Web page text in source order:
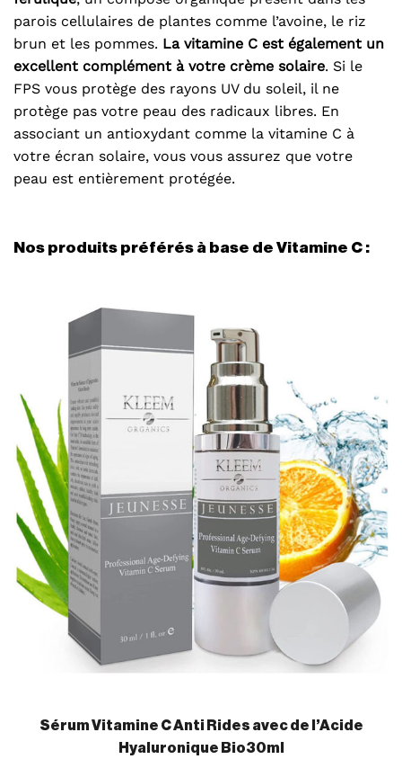
parois cellulaires de plantes comme l’avoine, le riz
brun et les pommes. La vitamine C est également un
excellent complément à votre crème solaire. Si le
FPS vous protège des rayons UV du soleil, il ne
protège pas votre peau des radicaux libres. En
associant un antioxydant comme la vitamine C à
votre écran solaire, vous vous assurez que votre
peau est entièrement protégée.
Nos produits préférés à base de Vitamine C :
Sérum Vitamine C Anti Rides avec de l’Acide
Hyaluronique Bio30ml